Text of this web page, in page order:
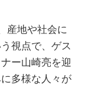
産地や社会に
視点で、ゲス
ー山崎亮を迎
多様な人々が